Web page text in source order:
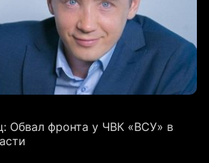
Обвал фронта у ЧВК «ВСУ» в